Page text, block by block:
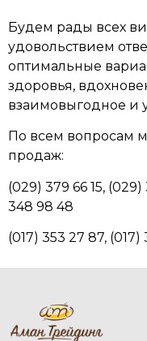
Будем рады всех
удовольствием
оптимальные
здоровья,
взаимовыгодное и
По всем вопросам
продаж:
(029) 379 66 15,
348 98 48
(017) 353 27 87, (017)